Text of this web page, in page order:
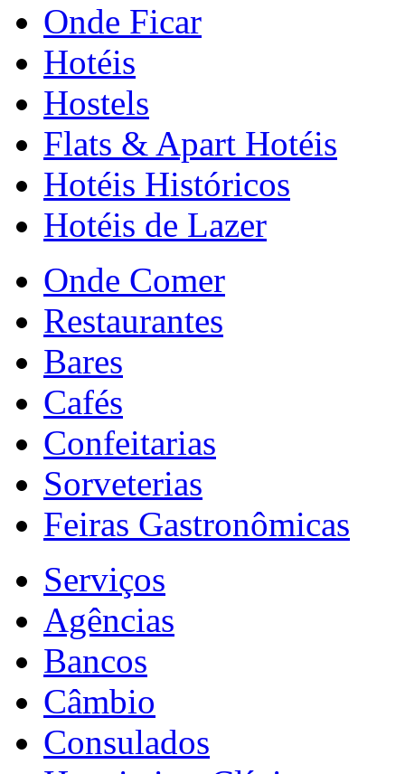
Onde Ficar
Hotéis
Hostels
Flats & Apart Hotéis
Hotéis Históricos
Hotéis de Lazer
Onde Comer
Restaurantes
Bares
Cafés
Confeitarias
Sorveterias
Feiras Gastronômicas
Serviços
Agências
Bancos
Câmbio
Consulados